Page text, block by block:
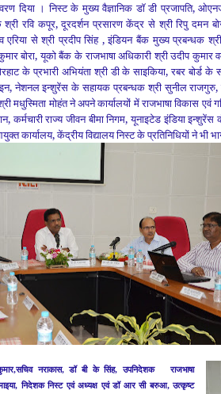
दिया ।निस्ट के मुख्य वैज्ञानिक डॉ डी प्रजापति,
श्रीरवि कपूर, दूरदर्शन प्रसारण केंद्रसे श्री रिपु दमन
एरिया से श्री प्रदीप सिंह ,इंडियन बैंक मुख्य प्रबन्धक श्री
बोरा,यूकोबैंक के राजभाषा अधिकारी श्री उदीप कुमार
के प्रभारी अभियंता श्री डी के साइकिया,रबर बोर्ड के
,नेशनलइन्शुरेंस के सहायक प्रबन्धक श्री सुनील राजगुरु,
मधुस्मिता मोहंतनेअपने कार्यालयों में राजभाषा विकास
कर्मचारी राज्य जीवन बीमा निगम,यूनाइटेड इंडिया इन्शुरेंस
कार्यालय,केंद्रीय विद्यालय निस्ट के प्रतिनिधियों ने भी
,सचिव नराकास,डॉ बी के सिंह,उपनिदेशकराजभाषा
,निदेशक निस्ट एवं अध्यक्षएवं डॉ आर सी बरुआ,उत्कृष्ट